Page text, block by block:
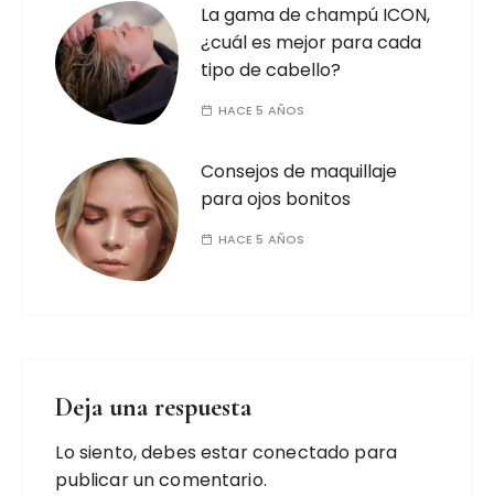
La gama de champú ICON,
¿cuál es mejor para cada
tipo de cabello?
HACE 5 AÑOS
Consejos de maquillaje
para ojos bonitos
HACE 5 AÑOS
Deja una respuesta
Lo siento, debes estarconectado para
publicar un comentario.